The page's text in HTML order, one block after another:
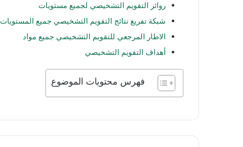
روائز التقويم التشخيصي لجميع مستويات
شبكة تفريغ نتائج التقويم التشخيصي جميع المستويات
الاطار المرجعي للتقويم التشخيصي جميع مواد
أهداف التقويم التشخيصي
فهرس محتويات الموضوع